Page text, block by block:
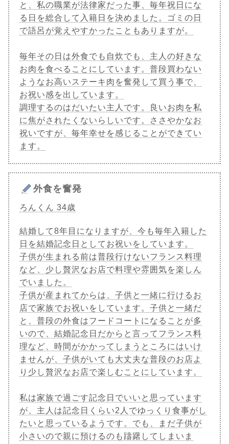
と、私の職業が法律家だった事、毎年祝日にな
る日を総合して入籍日を決めました。ゴミの日
で語呂が覚えやすかったこともありますが。
毎年その日は外食でも自炊でも、主人の好きな
お肉を食べることにしています。普段買わない
ようなお高いステーキ肉を奮発して買う事で、
お祝い感を出しています。
調理するのはだいたい主人です。良いお肉を私
に焦がされたくないらしいです。ささやかなお
祝いですが、毎年幸せを感じることができてい
ます。
外食を奮発
ろんくん 34歳
結婚して8年目になりますが、今も毎年入籍した
日を結婚記念日としてお祝いをしています。
子供が生まれる前は普段行けないフランス料理
など、少し贅沢なお店で料理や雰囲気を楽しん
でいました。
子供が産まれてからは、子供と一緒に行けるお
店で家族でお祝いをしています。子供と一緒だ
と、普段の外食はフードコートになることが多
いので、結婚記念日だからと言ってフランス料
理など、時間がかかってしまうところにはいけ
ませんが、子供がいても大丈夫な普段のお店よ
り少し贅沢なお店で楽しむことにしています。
私は家族で過ごす記念日でいいと思っています
が、主人は記念日くらい2人でゆっくり食事がし
たいと思っているようです。でも、まだ子供が
小さいので親に預けるのも躊躇してしまいま